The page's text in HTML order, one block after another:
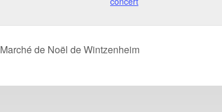
Marché de Noël de Wintzenheim